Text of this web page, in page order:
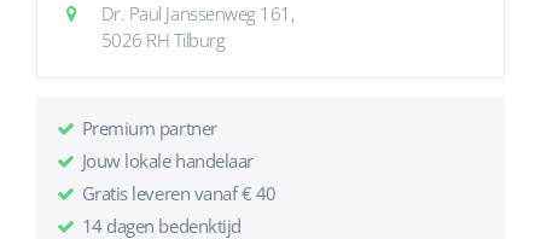
Dr. Paul Janssenweg 161,
5026 RH Tilburg
Premium partner
Jouw lokale handelaar
Gratis leveren vanaf € 40
14 dagen bedenktijd